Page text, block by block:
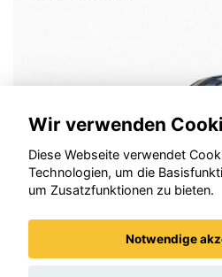
Audi e-tron GT
Wir verwenden
Diese Webseite verwendet
Technologien, um die
um Zusatzfunktionen zu bieten.
Notwendige